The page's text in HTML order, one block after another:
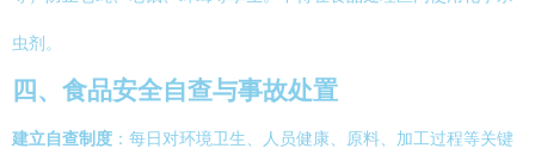
虫剂。
四、食品安全自查与事故处置
建立自查制度 ：每日对环境卫生、人员健康、原料、加工过程等关键